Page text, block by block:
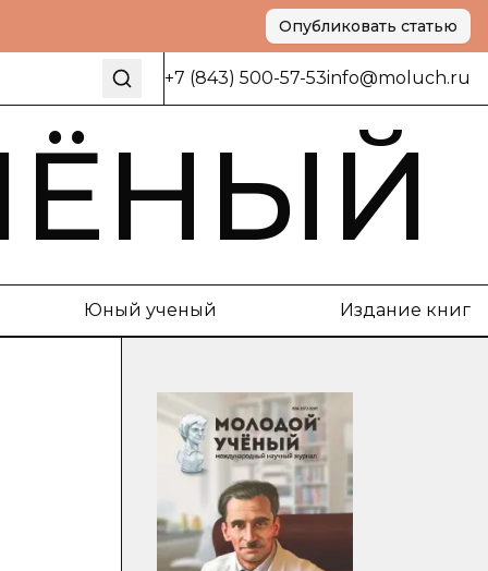
Опубликовать статью
+7 (843) 500-57-53info@moluch.ru
Юный ученый Издание книг